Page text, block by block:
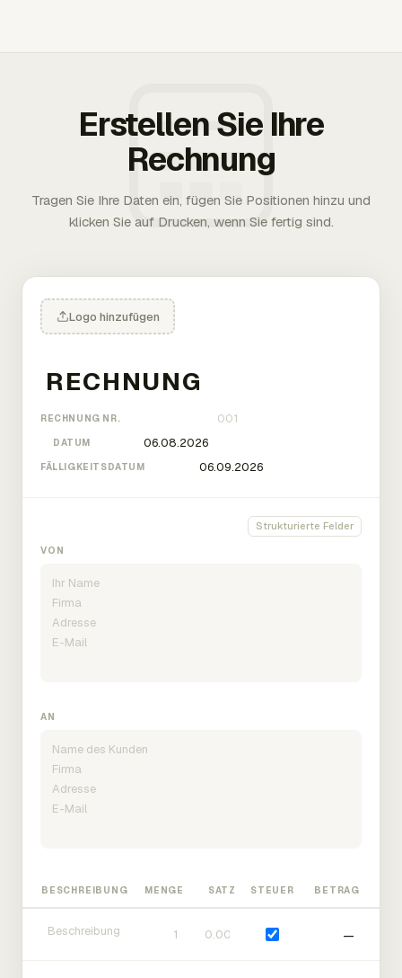
Erstellen Sie Ihre
Rechnung
Tragen Sie Ihre Daten ein, fügen Sie Positionen hinzu und
klicken Sie auf Drucken, wenn Sie fertig sind.
Logo hinzufügen
RECHNUNG NR.
DATUM
FÄLLIGKEITSDATUM
Strukturierte Felder
VON
AN
BESCHREIBUNG MENGE SATZ STEUER BETRAG
—